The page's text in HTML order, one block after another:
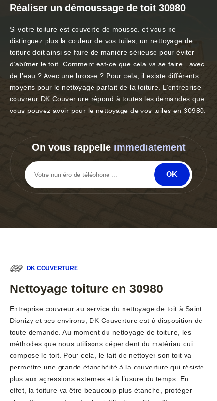
Réaliser un démoussage de toit 30980
Si votre toiture est couverte de mousse, et vous ne
distinguez plus la couleur de vos tuiles, un nettoyage de
toiture doit ainsi se faire de manière sérieuse pour éviter
d’abîmer le toit. Comment est-ce que cela va se faire : avec
de l’eau ? Avec une brosse ? Pour cela, il existe différents
moyens pour le nettoyage parfait de la toiture. L’entreprise
couvreur DK Couverture répond à toutes les demandes que
vous pouvez avoir pour le nettoyage de vos tuiles en 30980.
On vous rappelle immediatement
DK COUVERTURE
Nettoyage toiture en 30980
Entreprise couvreur au service du nettoyage de toit à Saint
Dionizy et ses environs, DK Couverture est à disposition de
toute demande. Au moment du nettoyage de toiture, les
méthodes que nous utilisons dépendent du matériau qui
compose le toit. Pour cela, le fait de nettoyer son toit va
permettre une grande étanchéité à la couverture qui résiste
plus aux agressions externes et à l’usure du temps. En
effet, la toiture va être beaucoup plus étanche, protéger